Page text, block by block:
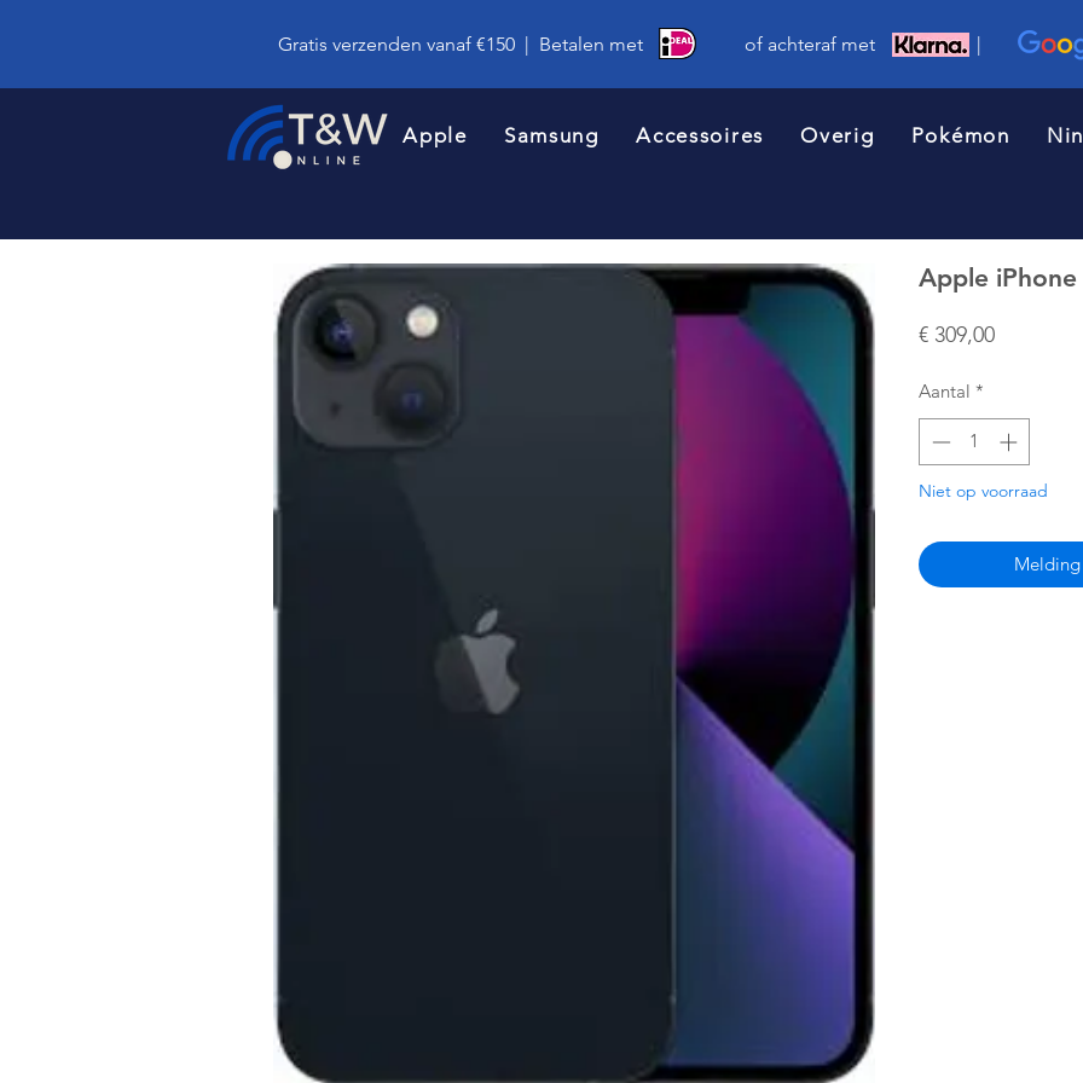
Gratis verzenden vanaf €150 | Betalen met of achteraf met |
Apple Samsung Accessoires Overig Pokémon
Apple
€ 309,00Prijs
Aantal *
Niet op voorraad
Melding